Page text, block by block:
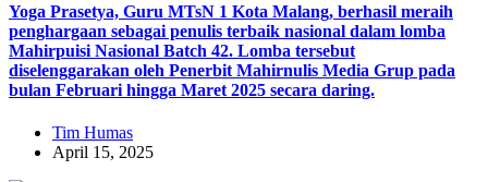
Yoga Prasetya, Guru MTsN 1 Kota Malang, berhasil meraih
penghargaan sebagai penulis terbaik nasional dalam lomba
Mahirpuisi Nasional Batch 42. Lomba tersebut
diselenggarakan oleh Penerbit Mahirnulis Media Grup pada
bulan Februari hingga Maret 2025 secara daring.
Tim Humas
April 15, 2025